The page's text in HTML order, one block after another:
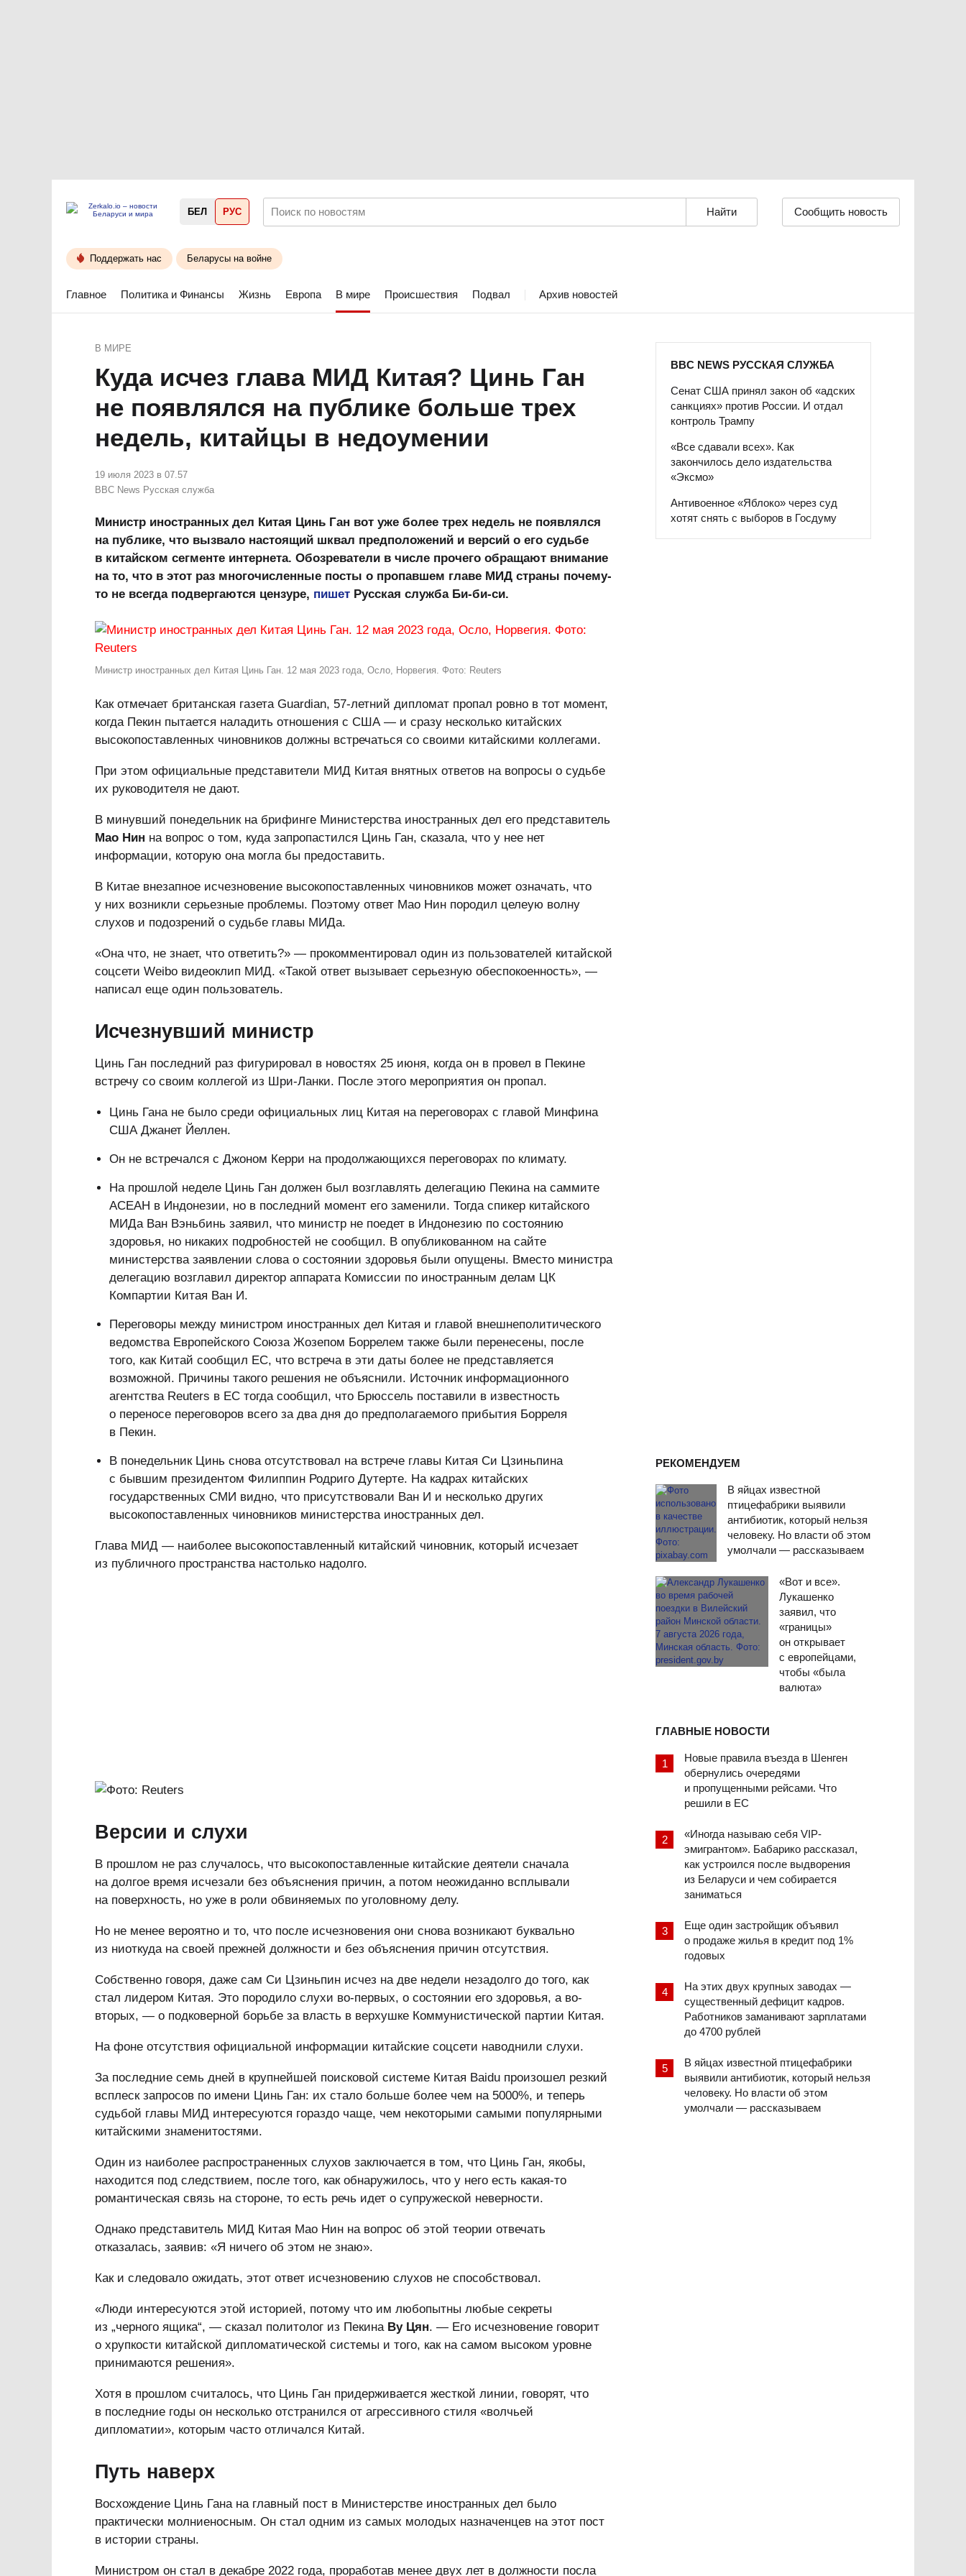
БЕЛ РУС Сообщить новость
Поддержать нас Беларусы на войне
Главное Политика и Финансы Жизнь Европа В мире Происшествия Подвал Архив новостей
BBC NEWS РУССКАЯ СЛУЖБА
Сенат США принял закон об «адских
санкциях» против России. И отдал
контроль Трампу
«Все сдавали всех». Как
закончилось дело издательства
«Эксмо»
Антивоенное «Яблоко» через суд
хотят снять с выборов в Госдуму
РЕКОМЕНДУЕМ
В яйцах известной
птицефабрики выявили
антибиотик, который нельзя
человеку. Но власти об этом
умолчали — рассказываем
«Вот и все».
Лукашенко
заявил, что
«границы»
он открывает
с европейцами,
чтобы «была
валюта»
ГЛАВНЫЕ НОВОСТИ
Новые правила въезда в Шенген
обернулись очередями
и пропущенными рейсами. Что
решили в ЕС
«Иногда называю себя VIP-
эмигрантом». Бабарико рассказал,
как устроился после выдворения
из Беларуси и чем собирается
заниматься
Еще один застройщик объявил
о продаже жилья в кредит под 1%
годовых
На этих двух крупных заводах —
существенный дефицит кадров.
Работников заманивают зарплатами
до 4700 рублей
В яйцах известной птицефабрики
выявили антибиотик, который нельзя
человеку. Но власти об этом
умолчали — рассказываем
В МИРЕ
Куда исчез глава МИД Китая? Цинь Ган
не появлялся на публике больше трех
недель, китайцы в недоумении
19 июля 2023 в 07.57
BBC News Русская служба
Министр иностранных дел Китая Цинь Ган вот уже более трех недель не появлялся
на публике, что вызвало настоящий шквал предположений и версий о его судьбе
в китайском сегменте интернета. Обозреватели в числе прочего обращают внимание
на то, что в этот раз многочисленные посты о пропавшем главе МИД страны почему-
то не всегда подвергаются цензуре, пишет Русская служба Би-би-си.
Министр иностранных дел Китая Цинь Ган. 12 мая 2023 года, Осло, Норвегия. Фото: Reuters
Как отмечает британская газета Guardian, 57-летний дипломат пропал ровно в тот момент,
когда Пекин пытается наладить отношения с США — и сразу несколько китайских
высокопоставленных чиновников должны встречаться со своими китайскими коллегами.
При этом официальные представители МИД Китая внятных ответов на вопросы о судьбе
их руководителя не дают.
В минувший понедельник на брифинге Министерства иностранных дел его представитель
Мао Нин на вопрос о том, куда запропастился Цинь Ган, сказала, что у нее нет
информации, которую она могла бы предоставить.
В Китае внезапное исчезновение высокопоставленных чиновников может означать, что
у них возникли серьезные проблемы. Поэтому ответ Мао Нин породил целeую волну
слухов и подозрений о судьбе главы МИДа.
«Она что, не знает, что ответить?» — прокомментировал один из пользователей китайской
соцсети Weibo видеоклип МИД. «Такой ответ вызывает серьезную обеспокоенность», —
написал еще один пользователь.
Исчезнувший министр
Цинь Ган последний раз фигурировал в новостях 25 июня, когда он в провел в Пекине
встречу со своим коллегой из Шри-Ланки. После этого мероприятия он пропал.
Цинь Гана не было среди официальных лиц Китая на переговорах с главой Минфина
США Джанет Йеллен.
Он не встречался с Джоном Керри на продолжающихся переговорах по климату.
На прошлой неделе Цинь Ган должен был возглавлять делегацию Пекина на саммите
АСЕАН в Индонезии, но в последний момент его заменили. Тогда спикер китайского
МИДа Ван Вэньбинь заявил, что министр не поедет в Индонезию по состоянию
здоровья, но никаких подробностей не сообщил. В опубликованном на сайте
министерства заявлении слова о состоянии здоровья были опущены. Вместо министра
делегацию возглавил директор аппарата Комиссии по иностранным делам ЦК
Компартии Китая Ван И.
Переговоры между министром иностранных дел Китая и главой внешнеполитического
ведомства Европейского Союза Жозепом Боррелем также были перенесены, после
того, как Китай сообщил ЕС, что встреча в эти даты более не представляется
возможной. Причины такого решения не объяснили. Источник информационного
агентства Reuters в ЕС тогда сообщил, что Брюссель поставили в известность
о переносе переговоров всего за два дня до предполагаемого прибытия Борреля
в Пекин.
В понедельник Цинь снова отсутствовал на встрече главы Китая Си Цзиньпина
с бывшим президентом Филиппин Родриго Дутерте. На кадрах китайских
государственных СМИ видно, что присутствовали Ван И и несколько других
высокопоставленных чиновников министерства иностранных дел.
Глава МИД — наиболее высокопоставленный китайский чиновник, который исчезает
из публичного пространства настолько надолго.
Версии и слухи
В прошлом не раз случалось, что высокопоставленные китайские деятели сначала
на долгое время исчезали без объяснения причин, а потом неожиданно всплывали
на поверхность, но уже в роли обвиняемых по уголовному делу.
Но не менее вероятно и то, что после исчезновения они снова возникают буквально
из ниоткуда на своей прежней должности и без объяснения причин отсутствия.
Собственно говоря, даже сам Си Цзиньпин исчез на две недели незадолго до того, как
стал лидером Китая. Это породило слухи во-первых, о состоянии его здоровья, а во-
вторых, — о подковерной борьбе за власть в верхушке Коммунистической партии Китая.
На фоне отсутствия официальной информации китайские соцсети наводнили слухи.
За последние семь дней в крупнейшей поисковой системе Китая Baidu произошел резкий
всплеск запросов по имени Цинь Ган: их стало больше более чем на 5000%, и теперь
судьбой главы МИД интересуются гораздо чаще, чем некоторыми самыми популярными
китайскими знаменитостями.
Один из наиболее распространенных слухов заключается в том, что Цинь Ган, якобы,
находится под следствием, после того, как обнаружилось, что у него есть какая-то
романтическая связь на стороне, то есть речь идет о супружеской неверности.
Однако представитель МИД Китая Мао Нин на вопрос об этой теории отвечать
отказалась, заявив: «Я ничего об этом не знаю».
Как и следовало ожидать, этот ответ исчезновению слухов не способствовал.
«Люди интересуются этой историей, потому что им любопытны любые секреты
из „черного ящика“, — сказал политолог из Пекина Ву Цян. — Его исчезновение говорит
о хрупкости китайской дипломатической системы и того, как на самом высоком уровне
принимаются решения».
Хотя в прошлом считалось, что Цинь Ган придерживается жесткой линии, говорят, что
в последние годы он несколько отстранился от агрессивного стиля «волчьей
дипломатии», которым часто отличался Китай.
Путь наверх
Восхождение Цинь Гана на главный пост в Министерстве иностранных дел было
практически молниеносным. Он стал одним из самых молодых назначенцев на этот пост
в истории страны.
Министром он стал в декабре 2022 года, проработав менее двух лет в должности посла